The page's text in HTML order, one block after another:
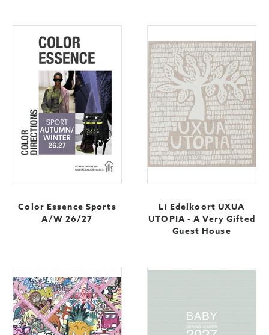
Color Essence Sports
A/W 26/27
Li Edelkoort UXUA
UTOPIA - A Very Gifted
Guest House